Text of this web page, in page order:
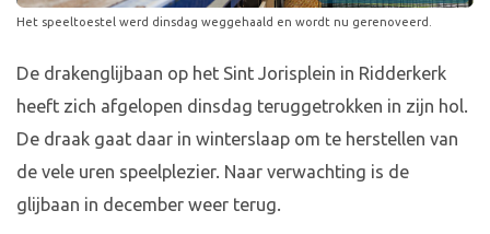
Het speeltoestel werd dinsdag weggehaald en wordt nu gerenoveerd.
De drakenglijbaan op het Sint Jorisplein in Ridderkerk
heeft zich afgelopen dinsdag teruggetrokken in zijn hol.
De draak gaat daar in winterslaap om te herstellen van
de vele uren speelplezier. Naar verwachting is de
glijbaan in december weer terug.